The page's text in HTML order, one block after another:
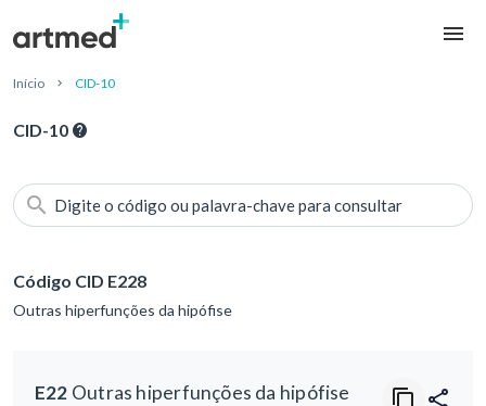
Início CID-10
CID-10
Digite o código ou palavra-chave para consultar
Código CID E228
Outras hiperfunções da hipófise
E22 Outras hiperfunções da hipófise